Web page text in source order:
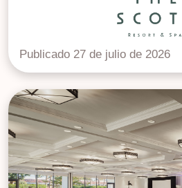
Publicado 27 de julio de 2026